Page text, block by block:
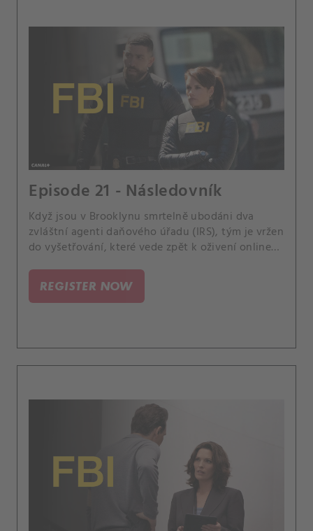
Episode 21 - Následovník
Když jsou v Brooklynu smrtelně ubodáni dva
zvláštní agenti daňového úřadu (IRS), tým je vržen
do vyšetřování, které vede zpět k oživení online
podezřelého z předchozího případu.
REGISTER NOW